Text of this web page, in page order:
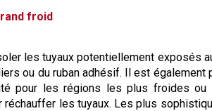
froid
les tuyaux potentiellement exposés
ou du ruban adhésif. Il est également
pour les régions les plus froides ou
réchauffer les tuyaux. Les plus